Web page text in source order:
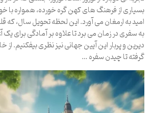
بسیاری از فرهنگ های کهن گره خورده، همواره با
امید به ارمغان می آورد. این لحظه تحویل سال، که
به سفری در زمان می برد تا علاوه بر آمادگی برای یک
دیرین و پربار این آیین جهانی نیز نظری بیفکنیم. از
گرفته تا چیدن سفره …